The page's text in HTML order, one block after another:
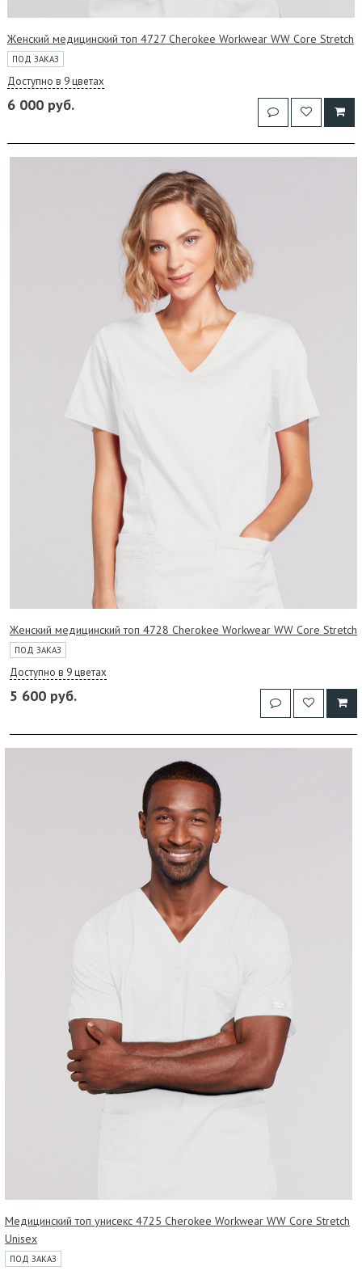
Женский медицинский топ 4727 Cherokee Workwear WW Core Stretch
ПОД ЗАКАЗ
Доступно в 9 цветах
6 000 руб.
Женский медицинский топ 4728 Cherokee Workwear WW Core Stretch
ПОД ЗАКАЗ
Доступно в 9 цветах
5 600 руб.
Медицинский топ унисекс 4725 Cherokee Workwear WW Core Stretch
Unisex
ПОД ЗАКАЗ